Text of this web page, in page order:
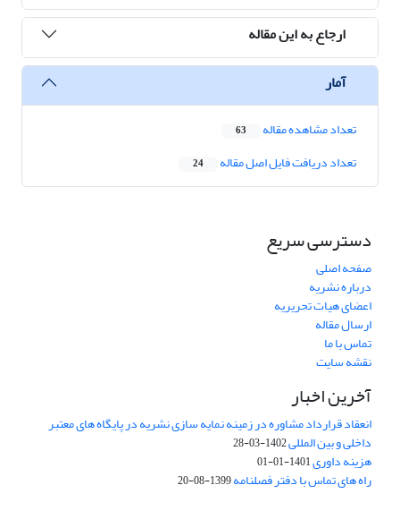
ارجاع به این مقاله
آمار
تعداد مشاهده مقاله 63
تعداد دریافت فایل اصل مقاله 24
دسترسی سریع
صفحه اصلی
درباره نشریه
اعضای هیات تحریریه
ارسال مقاله
تماس با ما
نقشه سایت
آخرین اخبار
انعقاد قرارداد مشاوره در زمینه نمایه سازی نشریه در پایگاه های معتبر
داخلی و بین المللی1402-03-28
هزینه داوری1401-01-01
راه های تماس با دفتر فصلنامه1399-08-20